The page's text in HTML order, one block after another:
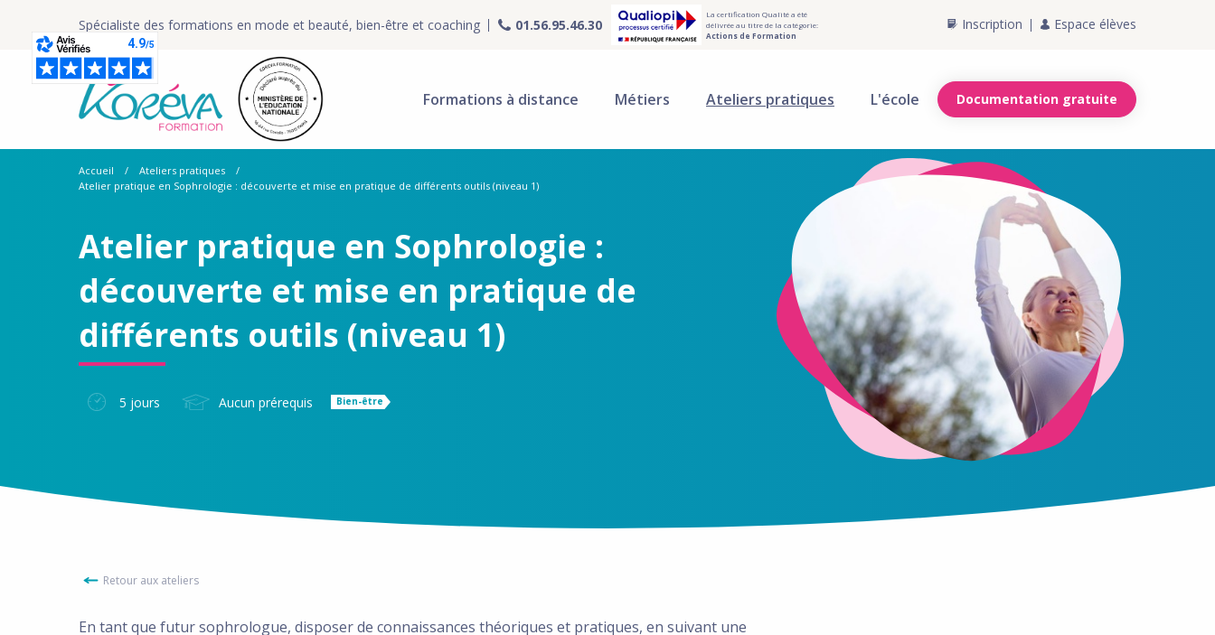
Spécialiste des formations en mode et beauté, bien-être et coaching 01.56.95.46.30
La certification Qualité a été
délivrée au titre de la catégorie:
Actions de Formation
Inscription Espace élèves
Formations à distance Métiers Ateliers pratiques L'école Documentation gratuite
Accueil
Ateliers pratiques
Atelier pratique en Sophrologie : découverte et mise en pratique de différents outils (niveau 1)
Atelier pratique en Sophrologie :
découverte et mise en pratique de
différents outils (niveau 1)
5 jours Aucun prérequis Bien-être
Retour aux ateliers
En tant que futur sophrologue, disposer de connaissances théoriques et pratiques, en suivant une